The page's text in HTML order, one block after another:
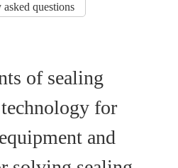
questions
of sealing
for
and